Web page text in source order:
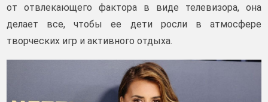
от отвлекающего фактора в виде телевизора, она
делает все, чтобы ее дети росли в атмосфере
творческих игр и активного отдыха.